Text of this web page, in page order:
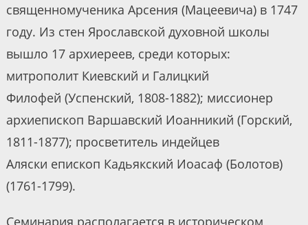
священномученика Арсения (Мацеевича) в 1747
году. Из стен Ярославской духовной школы
вышло 17 архиереев, среди которых:
митрополит Киевский и Галицкий
Филофей (Успенский, 1808-1882); миссионер
архиепископ Варшавский Иоанникий (Горский,
1811-1877); просветитель индейцев
Аляски епископ Кадьякский Иоасаф (Болотов)
(1761-1799).
Семинария располагается в историческом